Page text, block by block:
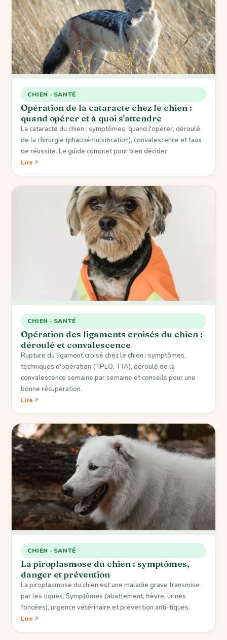
CHIEN · SANTÉ
Opération de la cataracte chez le chien :
quand opérer et à quoi s'attendre
La cataracte du chien : symptômes, quand l'opérer, déroulé
de la chirurgie (phacoémulsification), convalescence et taux
de réussite. Le guide complet pour bien décider.
Lire
CHIEN · SANTÉ
Opération des ligaments croisés du chien :
déroulé et convalescence
Rupture du ligament croisé chez le chien : symptômes,
techniques d'opération (TPLO, TTA), déroulé de la
convalescence semaine par semaine et conseils pour une
bonne récupération.
Lire
CHIEN · SANTÉ
La piroplasmose du chien : symptômes,
danger et prévention
La piroplasmose du chien est une maladie grave transmise
par les tiques. Symptômes (abattement, fièvre, urines
foncées), urgence vétérinaire et prévention anti-tiques.
Lire